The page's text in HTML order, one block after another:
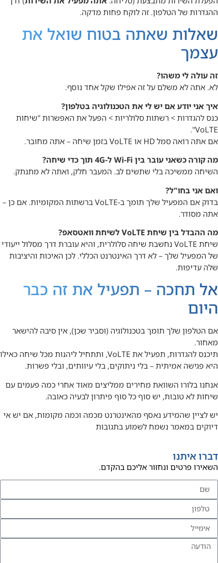
ההגדרות של הטלפון. זה לוקח פחות מדקה.
שאלות שאתה בטוח שואל את
עצמך
זה עולה לי משהו?
לא. אתה לא משלם על זה אפילו שקל אחד נוסף.
איך אני יודע אם יש לי את הטכנולוגיה בטלפון?
כנס להגדרות > רשתות סלולריות > הפעל את האפשרות "שיחות
VoLTE".
אם אתה רואה סמל HD או VoLTE בזמן שיחה – אתה מחובר.
מה קורה כשאני עובר בין Wi-Fi ל-4G תוך כדי שיחה?
השיחה ממשיכה בלי שתשים לב. המעבר חלק, ואתה לא מתנתק.
ואם אני בחו"ל?
בדוק אם המפעיל שלך תומך ב-VoLTE ברשתות המקומיות. אם כן –
אתה מסודר.
מה ההבדל בין שיחת VoLTE לשיחת וואטסאפ?
שיחת VoLTE נחשבת שיחה סלולרית, והיא עוברת דרך מסלול ייעודי
של המפעיל שלך – לא דרך האינטרנט הכללי. לכן האיכות והיציבות
שלה עדיפות.
אל תחכה – תפעיל את זה כבר
היום
אם הטלפון שלך תומך בטכנולוגיה (וסביר שכן), אין סיבה להישאר
מאחור.
תיכנס להגדרות, תפעיל את VoLTE, ותתחיל ליהנות מכל שיחה כאילו
היא פגישה אמיתית – בלי ניתוקים, בלי עיוותים, ובלי פשרות.
אנחנו בלורו השוואת מחירים ממליצים מאוד אחרי כמה פעמים עם
שיחות לא טובות, יש סוף כל סוף פיתרון לבעיה כאובה.
יש לציין שהמידע נאסף מהאינטרנט מכמה וכמה מקומות, אם יש אי
דיוקים במאמר נשמח לשמוע בתגובות
דברו איתנו
השאירו פרטים ונחזור אליכם בהקדם.